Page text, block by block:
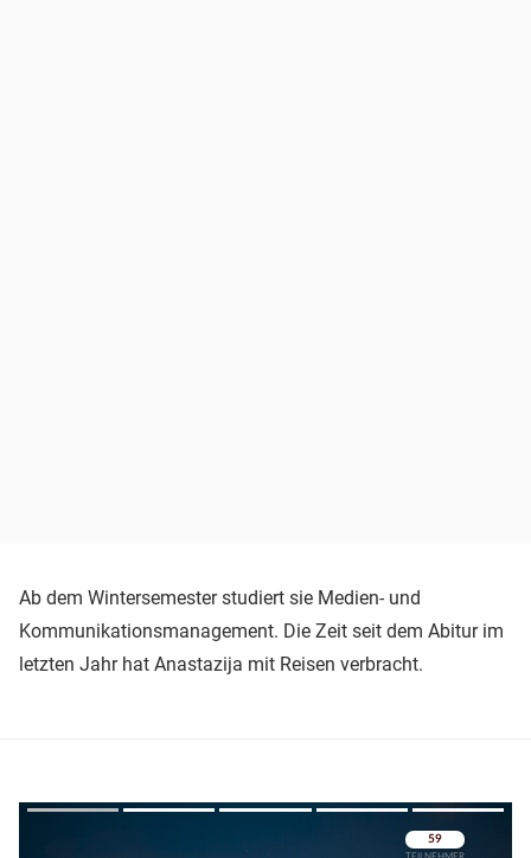
Ab dem Wintersemester studiert sie Medien- und
Kommunikationsmanagement. Die Zeit seit dem Abitur im
letzten Jahr hat Anastazija mit Reisen verbracht.